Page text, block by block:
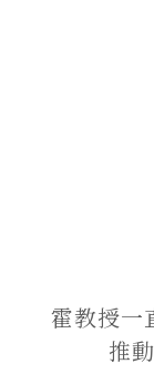
霍教授一
推